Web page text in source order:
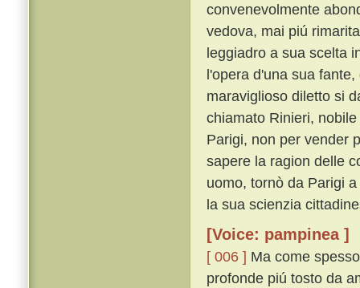
convenevolmente
vedova, mai piú
leggiadro a sua scelta
l'opera d'una sua
maraviglioso diletto si
chiamato Rinieri,
Parigi, non per vender
sapere la ragion delle
uomo, tornò da Parigi
la sua scienzia
[Voice: pampinea ]
[ 006 ] Ma come
profonde piú tosto da